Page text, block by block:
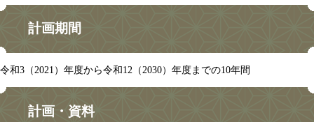
計画期間
令和3（2021）年度から令和12（2030）年度までの10年間
計画・資料